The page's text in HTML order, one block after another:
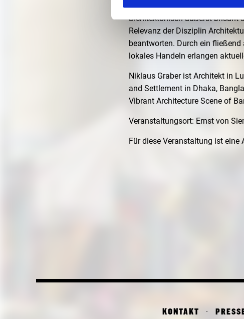
Das innovative Schaffen
architektonisch äußerst brisant
Relevanz der Disziplin
beantworten. Durch ein
lokales Handeln erlangen
Niklaus Graber ist Architekt in
and Settlement in Dhaka,
Vibrant Architecture Scene of
Veranstaltungsort: Ernst von
Für diese Veranstaltung ist
KONTAKT